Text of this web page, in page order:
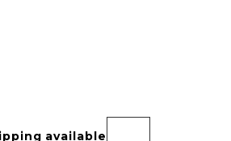
available